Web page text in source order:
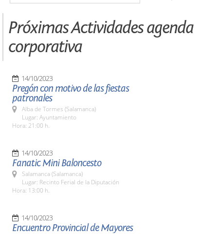
Próximas Actividades agenda
corporativa
14/10/2023
Pregón con motivo de las fiestas
patronales
Alba de Tormes (Salamanca)
Lugar: Ayuntamiento
Hora: 21:00 h.
14/10/2023
Fanatic Mini Baloncesto
Salamanca (Salamanca)
Lugar: Recinto Ferial de la Diputación
Hora: 13:00 h.
14/10/2023
Encuentro Provincial de Mayores